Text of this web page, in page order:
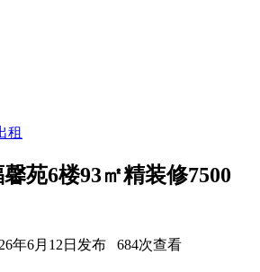
租
苑6楼93㎡精装修7500
年6月12日发布 684次查看